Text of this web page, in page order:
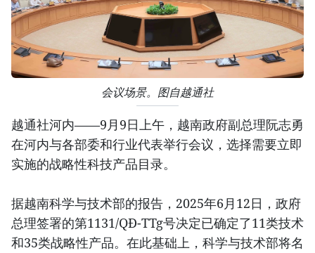
会议场景。图自越通社
越通社河内——9月9日上午，越南政府副总理阮志勇
在河内与各部委和行业代表举行会议，选择需要立即
实施的战略性科技产品目录。
据越南科学与技术部的报告，2025年6月12日，政府
总理签署的第1131/QĐ-TTg号决定已确定了11类技术
和35类战略性产品。在此基础上，科学与技术部将名